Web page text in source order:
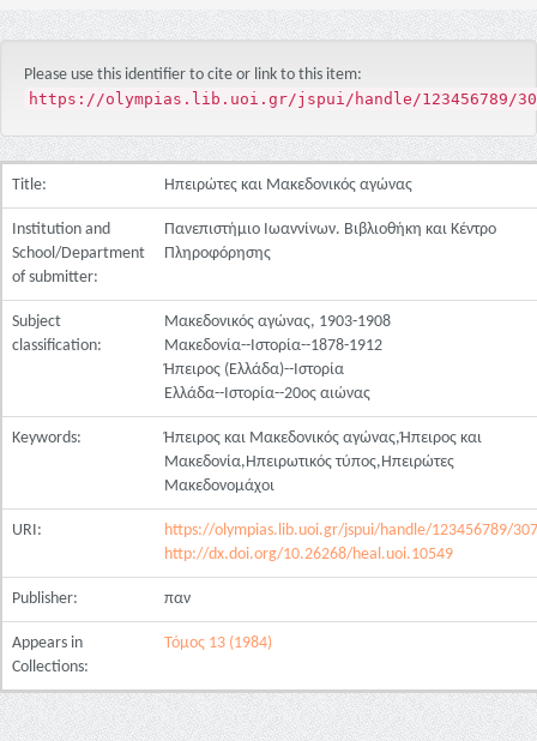
Please use this identifier to cite or link to this item:
https://olympias.lib.uoi.gr/jspui/handle/123456789/
Title: Ηπειρώτες και Μακεδονικός αγώνας
Institution and
School/Department
of submitter:
Πανεπιστήμιο Ιωαννίνων. Βιβλιοθήκη και Κέντρο
Πληροφόρησης
Subject
classification:
Μακεδονικός αγώνας, 1903-1908
Μακεδονία--Ιστορία--1878-1912
Ήπειρος (Ελλάδα)--Ιστορία
Ελλάδα--Ιστορία--20ος αιώνας
Keywords:
Ήπειρος και Μακεδονικός αγώνας,Ήπειρος και
Μακεδονία,Ηπειρωτικός τύπος,Ηπειρώτες
Μακεδονομάχοι
URI:
https://olympias.lib.uoi.gr/jspui/handle/123456789/
http://dx.doi.org/10.26268/heal.uoi.10549
Publisher: παν
Appears in
Collections:
Τόμος 13 (1984)